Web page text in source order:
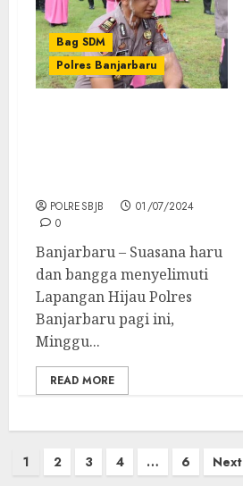
Bag SDM
Polres Banjarbaru
POLRESBJB
01/07/2024
0
Banjarbaru – Suasana haru
dan bangga menyelimuti
Lapangan Hijau Polres
Banjarbaru pagi ini,
Minggu...
READ MORE
1 2 3 4 … 6 Next